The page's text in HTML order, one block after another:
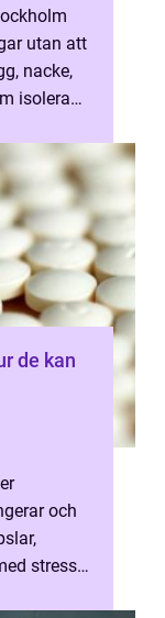
utan att
nacke,
isolerade
och
stress,